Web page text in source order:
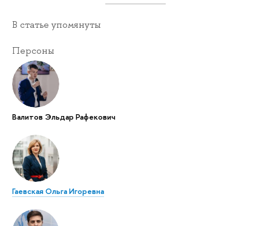
В статье упомянуты
Персоны
Валитов Эльдар Рафекович
Гаевская Ольга Игоревна